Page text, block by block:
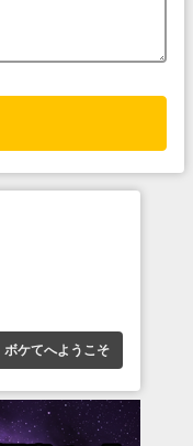
ボケてへようこそ